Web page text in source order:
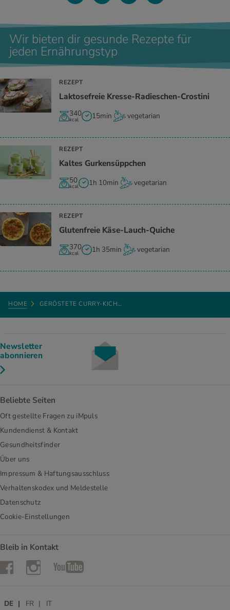
Wir bieten dir gesunde Rezepte für
jeden Ernährungstyp
REZEPT
Laktosefreie Kresse-Radieschen-Crostini
340
kcal 15min vegetarian
REZEPT
Kaltes Gurkensüppchen
50
kcal 1h 10min vegetarian
REZEPT
Glutenfreie Käse-Lauch-Quiche
370
kcal 1h 35min vegetarian
HOME GERÖSTETE CURRY-KICH…
Newsletter
abonnieren
Beliebte Seiten
Oft gestellte Fragen zu iMpuls
Kundendienst & Kontakt
Gesundheitsfinder
Über uns
Impressum & Haftungsausschluss
Verhaltenskodex und Meldestelle
Datenschutz
Cookie-Einstellungen
Bleib in Kontakt
FacebookInstagramYouTube
DE FR IT